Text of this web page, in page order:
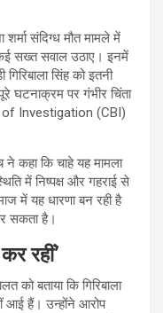
संदिग्ध मौत मामले में
कई सख्त सवाल उठाए। इनमें
सिंह को इतनी
घटनाक्रम पर गंभीर चिंता
of Investigation (CBI)
ने कहा कि चाहे यह मामला
में निष्पक्ष और गहराई से
में यह धारणा बन रही है
सकता है।
रहीं’
को बताया कि गिरिबाला
आई हैं। उन्होंने आरोप